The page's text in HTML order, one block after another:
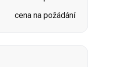
cena na požádání